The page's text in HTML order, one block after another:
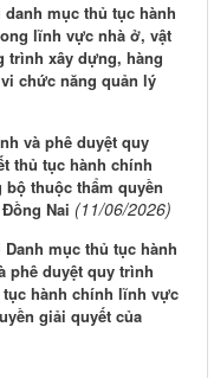
danh mục thủ tục hành
lĩnh vực nhà ở, vật
trình xây dựng, hàng
chức năng quản lý
và phê duyệt quy
thủ tục hành chính
thuộc thẩm quyền
Nai (11/06/2026)
mục thủ tục hành
phê duyệt quy trình
hành chính lĩnh vực
giải quyết của